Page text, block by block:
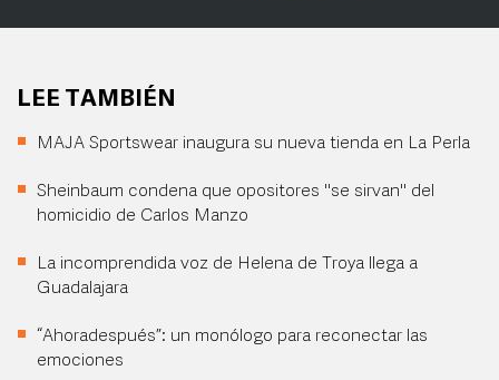
LEE TAMBIÉN
MAJA Sportswear inaugura su nueva tienda en La Perla
Sheinbaum condena que opositores "se sirvan" del
homicidio de Carlos Manzo
La incomprendida voz de Helena de Troya llega a
Guadalajara
“Ahoradespués”: un monólogo para reconectar las
emociones